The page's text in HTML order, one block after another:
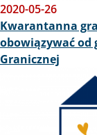
2020-05-26
Kwarantanna
obowiązywać od
Granicznej